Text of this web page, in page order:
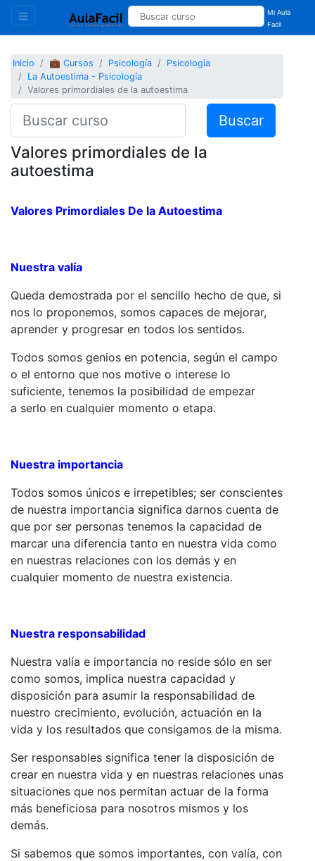
Mi Aula
Facil
Inicio 💼 Cursos Psicología
Psicología
La Autoestima - Psicología
Valores primordiales de la autoestima
Buscar
Valores primordiales de la
autoestima
Valores Primordiales De la Autoestima
Nuestra valía
Queda demostrada por el sencillo hecho de que, si
nos lo proponemos, somos capaces de mejorar,
aprender y progresar en todos los sentidos.
Todos somos genios en potencia, según el campo
o el entorno que nos motive o interese lo
suficiente, tenemos la posibilidad de empezar
a serlo en cualquier momento o etapa.
Nuestra importancia
Todos somos únicos e irrepetibles; ser conscientes
de nuestra importancia significa darnos cuenta de
que por ser personas tenemos la capacidad de
marcar una diferencia tanto en nuestra vida como
en nuestras relaciones con los demás y en
cualquier momento de nuestra existencia.
Nuestra responsabilidad
Nuestra valía e importancia no reside sólo en ser
como somos, implica nuestra capacidad y
disposición para asumir la responsabilidad de
nuestro crecimiento, evolución, actuación en la
vida y los resultados que consigamos de la misma.
Ser responsables significa tener la disposición de
crear en nuestra vida y en nuestras relaciones unas
situaciones que nos permitan actuar de la forma
más beneficiosa para nosotros mismos y los
demás.
Si sabemos que somos importantes, con valía, con